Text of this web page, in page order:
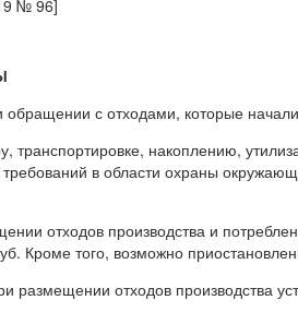
№ 96]
с отходами, которые
накоплению,
в области охраны
отходов производства и
Кроме того, возможно
отходов производства